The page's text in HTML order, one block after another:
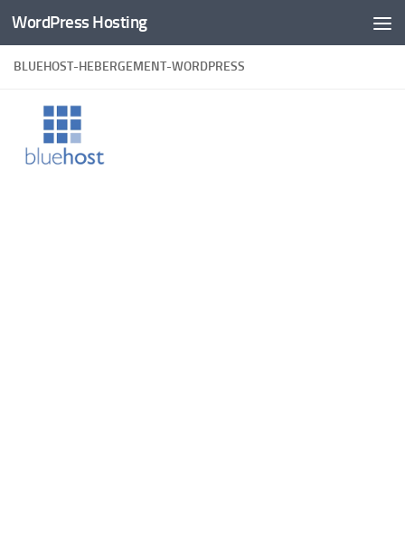
Skip to content
WordPress Hosting
BLUEHOST-HEBERGEMENT-WORDPRESS